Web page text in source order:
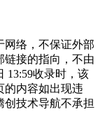
网络，不保证外部
链接的指向，不由
13:59收录时，该
的内容如出现违
创技术导航不承担